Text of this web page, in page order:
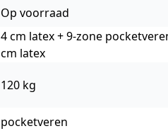
Op voorraad
4 cm latex + 9-zone
cm latex
120 kg
pocketveren